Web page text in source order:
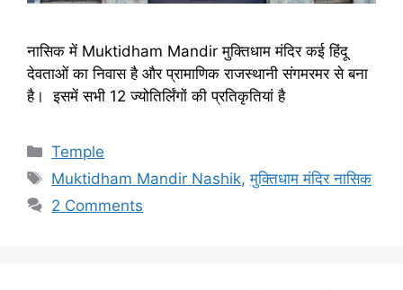
नासिक में Muktidham Mandir मुक्तिधाम मंदिर कई हिंदू
देवताओं का निवास है और प्रामाणिक राजस्थानी संगमरमर से बना
है। इसमें सभी 12 ज्योतिर्लिंगों की प्रतिकृतियां है
Categories
Temple
Tags
Muktidham Mandir Nashik,मुक्तिधाम मंदिर नासिक
2 Comments